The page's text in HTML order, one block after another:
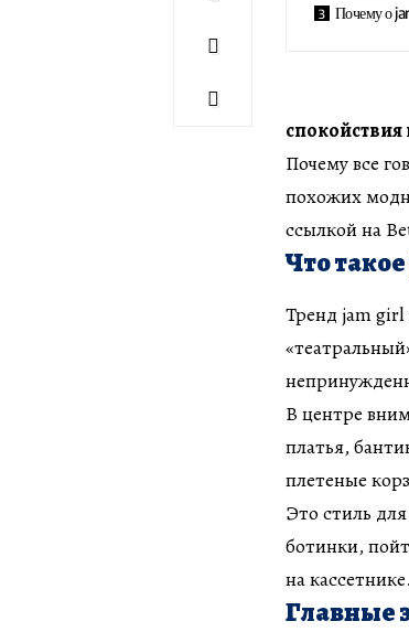
Почему о
Почему все
похожих
ссылкой на
Что
Тренд jam girl
В центре
платья,
плетеные
Это стиль
ботинки,
на кассетнике.
Главные